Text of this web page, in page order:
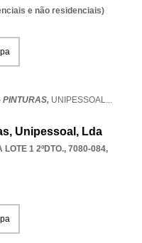
e não residenciais)
PINTURAS, UNIPESSOAL...
Unipessoal, Lda
LOTE 1 2ºDTO., 7080-084,